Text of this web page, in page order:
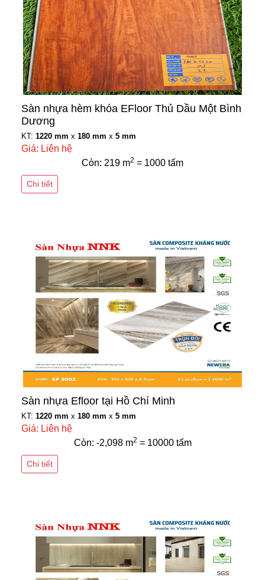
Sàn nhựa hèm khóa EFloor Thủ Dầu Một Bình
Dương
KT: 1220 mm x 180 mm x 5 mm
Giá: Liên hệ
Còn: 219 m2 = 1000 tấm
Chi tiết
Sàn nhựa Efloor tại Hồ Chí Minh
KT: 1220 mm x 180 mm x 5 mm
Giá: Liên hệ
Còn: -2,098 m2 = 10000 tấm
Chi tiết